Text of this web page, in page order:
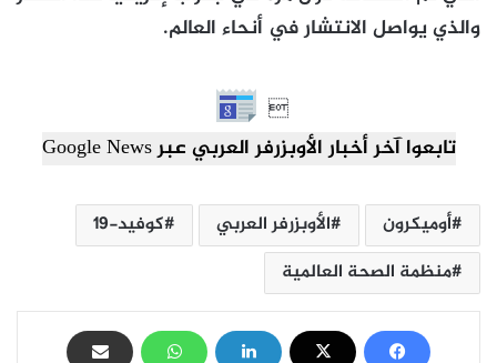
والذي يواصل الانتشار في أنحاء العالم.

تابعوا آخر أخبار الأوبزرفر العربي عبر Google News
أوميكرون الأوبزرفر العربي
كوفيد-19
منظمة الصحة العالمية